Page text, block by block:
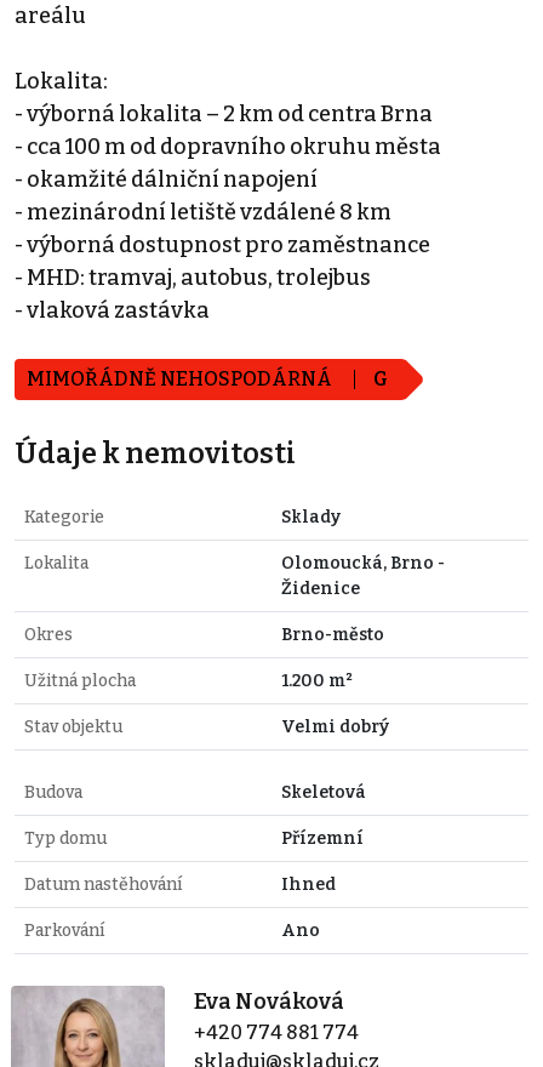
areálu
Lokalita:
- výborná lokalita – 2 km od centra Brna
- cca 100 m od dopravního okruhu města
- okamžité dálniční napojení
- mezinárodní letiště vzdálené 8 km
- výborná dostupnost pro zaměstnance
- MHD: tramvaj, autobus, trolejbus
- vlaková zastávka
MIMOŘÁDNĚ NEHOSPODÁRNÁ G
Údaje k nemovitosti
Kategorie Sklady
Lokalita
Olomoucká, Brno -
Židenice
Okres Brno-město
Užitná plocha 1.200 m²
Stav objektu Velmi dobrý
Budova Skeletová
Typ domu Přízemní
Datum nastěhování Ihned
Parkování Ano
Eva Nováková
+420 774 881 774
skladuj@skladuj.cz